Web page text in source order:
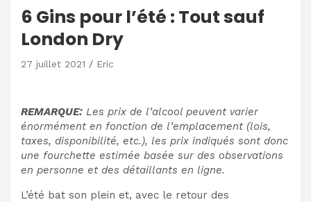
6 Gins pour l’été : Tout sauf
London Dry
27 juillet 2021 Eric
REMARQUE: Les prix de l’alcool peuvent varier
énormément en fonction de l’emplacement (lois,
taxes, disponibilité, etc.), les prix indiqués sont donc
une fourchette estimée basée sur des observations
en personne et des détaillants en ligne.
L’été bat son plein et, avec le retour des